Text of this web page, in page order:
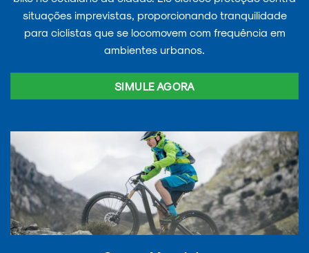
situações imprevistas, proporcionando tranquilidade
para ciclistas que se locomovem com frequência em
ambientes urbanos.
SIMULE AGORA